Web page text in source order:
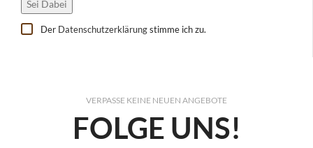
Der Datenschutzerklärungstimme ich zu.
VERPASSE KEINE NEUEN ANGEBOTE
FOLGE UNS!